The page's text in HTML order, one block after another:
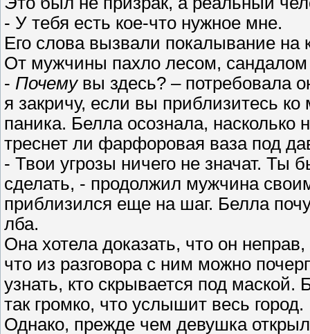
- У тебя есть кое-что нужное мне.
Его слова вызвали покалывание на
От мужчины пахло лесом, сандалом
- Почемувы здесь? – потребовала
я закричу, если вы приблизитесь
паника. Белла осознала, насколько
треснет ли фарфоровая ваза под
- Твои угрозы ничего не значат. Ты
сделать, - продолжил мужчина
приблизился еще на шаг. Белла
лба.
Она хотела доказать, что он
что из разговора с ним можно
узнать, кто скрывается под маской.
так громко, что услышит весь город.
Однако, прежде чем девушка